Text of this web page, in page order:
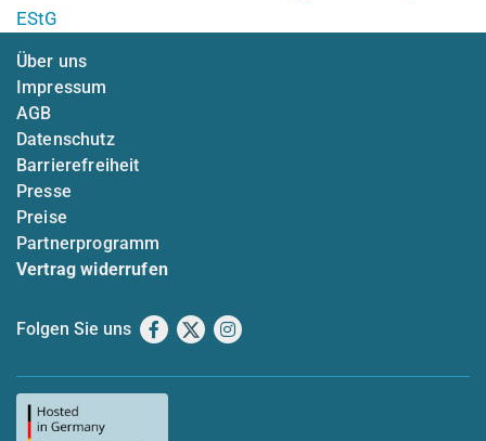
EStG
Über uns
Impressum
AGB
Datenschutz
Barrierefreiheit
Presse
Preise
Partnerprogramm
Vertrag widerrufen
Folgen Sie uns Facebook
X Instagram